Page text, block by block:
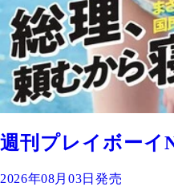
週刊プレイボーイ
2026年08月03日発売